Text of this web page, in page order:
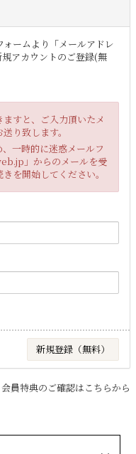
ームより「メールアドレ
アカウントのご登録(無
すと、ご入力頂いたメ
り致します。
一時的に迷惑メールフ
」からのメールを受
を開始してください。
会員特典のご確認はこちらから